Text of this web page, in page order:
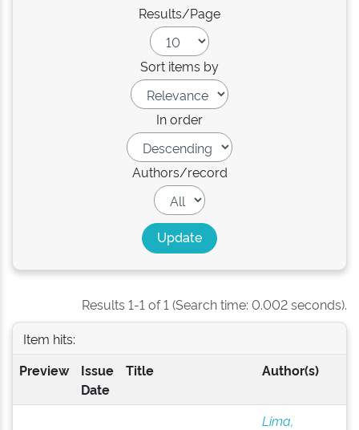
Results/Page
Sort items by
In order
Authors/record
Results 1-1 of 1 (Search time: 0.002 seconds).
Item hits:
Preview
Issue
Date
Title Author(s)
Lima,